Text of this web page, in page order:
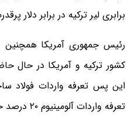
برابری لیر ترکیه در برابر دلار
رئیس جمهوری آمریکا
کشور ترکیه و آمریکا در حال
تعرفه واردات آلومینیوم ۲۰ درصد خواهد بود.